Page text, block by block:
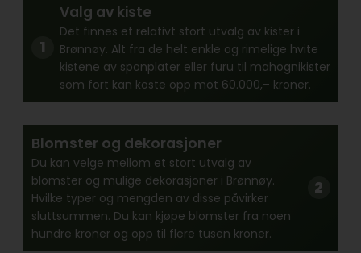
Valg av kiste
Det finnes et relativt stort utvalg av kister i
Brønnøy. Alt fra de helt enkle og rimelige hvite
kistene av sponplater eller furu til mahognikister
som fort kan koste opp mot 60.000,– kroner.
Blomster og dekorasjoner
Du kan velge mellom et stort utvalg av
blomster og mulige dekorasjoner i Brønnøy.
Hvilke typer og mengden av disse påvirker
sluttsummen. Du kan kjøpe blomster fra noen
hundre kroner og opp til flere tusen kroner.